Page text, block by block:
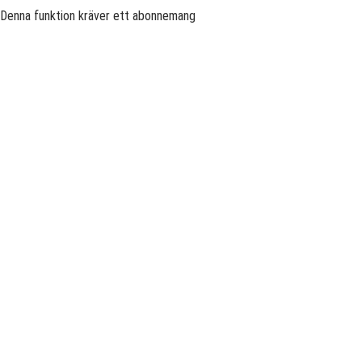
Denna funktion kräver ett abonnemang